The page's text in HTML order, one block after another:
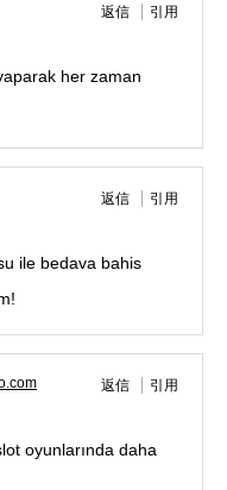
返信 引用
her zaman
返信 引用
ile bedava bahis
返信 引用
oyunlarında daha